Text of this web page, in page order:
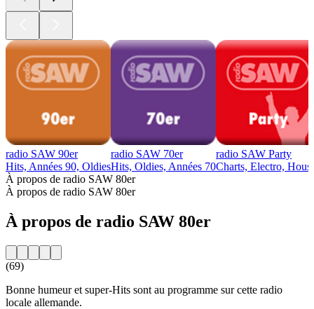
radio SAW 90er
Hits, Années 90, Oldies
radio SAW 70er
Hits, Oldies, Années 70
radio SAW Party
Charts, Electro,
À propos de radio SAW 80er
À propos de radio SAW 80er
À propos de radio SAW 80er
(69)
Bonne humeur et super-Hits sont au programme sur cette radio
locale allemande.